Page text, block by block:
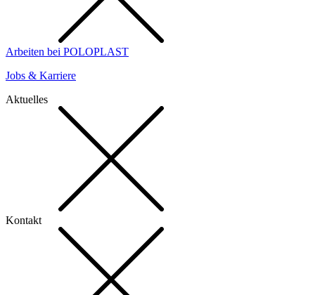
Arbeiten bei POLOPLAST
Jobs & Karriere
Aktuelles
Kontakt